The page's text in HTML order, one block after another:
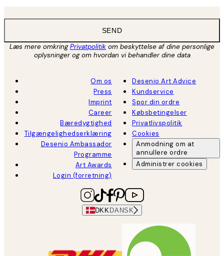
SEND
Læs mere omkringPrivatpolitik om beskyttelse af dine personlige
oplysninger og om hvordan vi behandler dine data
Om os
Press
Imprint
Career
Bæredygtighed
Tilgængelighedserklæring
Desenio Ambassador
Programme
Art Awards
Login (forretning)
Desenio Art Advice
Kundservice
Spor din ordre
Købsbetingelser
Privatlivspolitik
Cookies
Anmodning om at
annullere ordre
Administrer cookies
DKK DANSK